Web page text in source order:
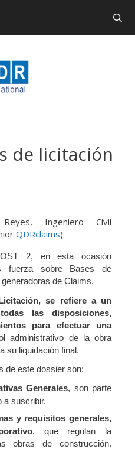
de licitación
Ingeniero Civil
QDRclaims)
2, en esta ocasión
fuerza sobre Bases de
de Claims.
se refiere a un
las disposiciones,
para efectuar una
administrativo de la obra
su liquidación final.
de este dossier son:
Generales, son parte
a suscribir.
y requisitos generales,
, que regulan la
obras de construcción.